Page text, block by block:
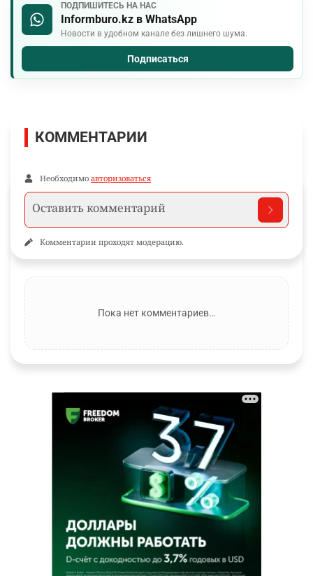
ПОДПИШИТЕСЬ НА НАС
Informburo.kz в WhatsApp
Новости в удобном канале без лишнего шума.
Подписаться
КОММЕНТАРИИ
Необходимо авторизоваться
Комментарии проходят модерацию.
Пока нет комментариев…